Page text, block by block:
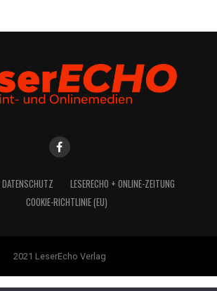
DATEN­SCHUTZ
LESE­R­ECHO + ONLINE-ZEITUNG
COO­KIE-RICH­T­­LI­­NIE (EU)
2021 LeserEcho Verlag